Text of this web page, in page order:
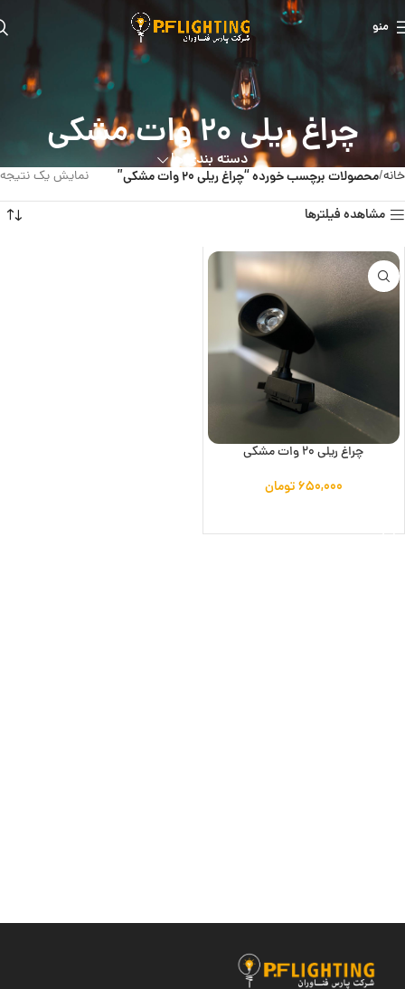
منو
چراغ ریلی 20 وات مشکی
دسته بندی ها
خانه محصولات برچسب خورده “چراغ ریلی 20 وات مشکی” نمایش یک نتیجه
مشاهده فیلترها
چراغ ریلی 20 وات مشکی
۶۵۰,۰۰۰تومان